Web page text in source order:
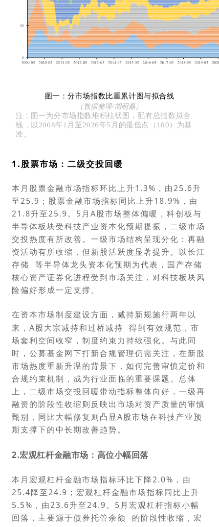
图一：分市场指数比重累计图与拟合线
（数据整理/胡明磊）
注：图一为分市场指数堆积柱状图，配有总指数拟合
线，以2008年1月至2026年5月的最低点（100）为基
准。
1 .股票市场：二级交投回暖
本月股票金融市场指标环比上升1.3%，由25.6升
至25.9；股票金融市场指标同比上升18.9%，由
21.8升至25.9。5月A股市场整体偏暖，科创板与
半导体板块受科技产业资本化预期提振，二级市场
交投热度有所改善。一级市场结构呈现分化：再融
资活动有所收缩，但新股活跃度显著提升。以长江
存储
等半导体龙头资本化预期为代表，国产存储
核心资产证券化进程受到市场关注，对科技板块风
险偏好形成一定支撑。
在资本市场制度建设方面，减持新规施行两年以
来，A股大宗减持和过桥减持
得到有效规范，市
场套利空间收窄，制度约束力持续强化。与此同
时，公募基金网下打新合规管理仍需关注，在新股
市场热度重新升温的背景下，如何完善审慎定价和
合规约束机制，成为行业面临的重要课题。总体
上，二级市场交投回暖带动指标整体向好，一级再
融资的阶段性收缩则反映出市场对资产质量的审慎
甄别，同比大幅修复则凸显A股市场在科技产业预
期支撑下的中长期改善趋势。
2.宏观杠杆金融市场： 高位小幅回落
本月宏观杠杆金融市场指标环比下降2.0%，由
25.4降至24.9；宏观杠杆金融市场指标同比上升
5.5%，由23.6升至24.9。5月宏观杠杆指标小幅
回落，主要源于债券托管余额
的阶段性收缩，宏